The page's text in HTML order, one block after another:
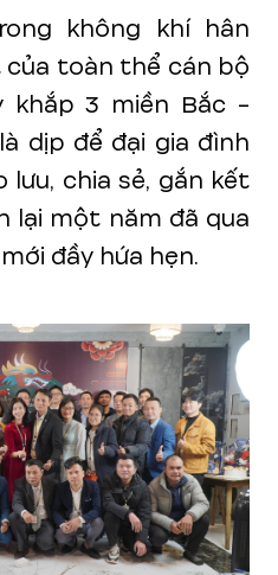
không khí hân
của toàn thể cán bộ
khắp 3 miền Bắc -
dịp để đại gia đình
lưu, chia sẻ, gắn kết
lại một năm đã qua
đầy hứa hẹn.